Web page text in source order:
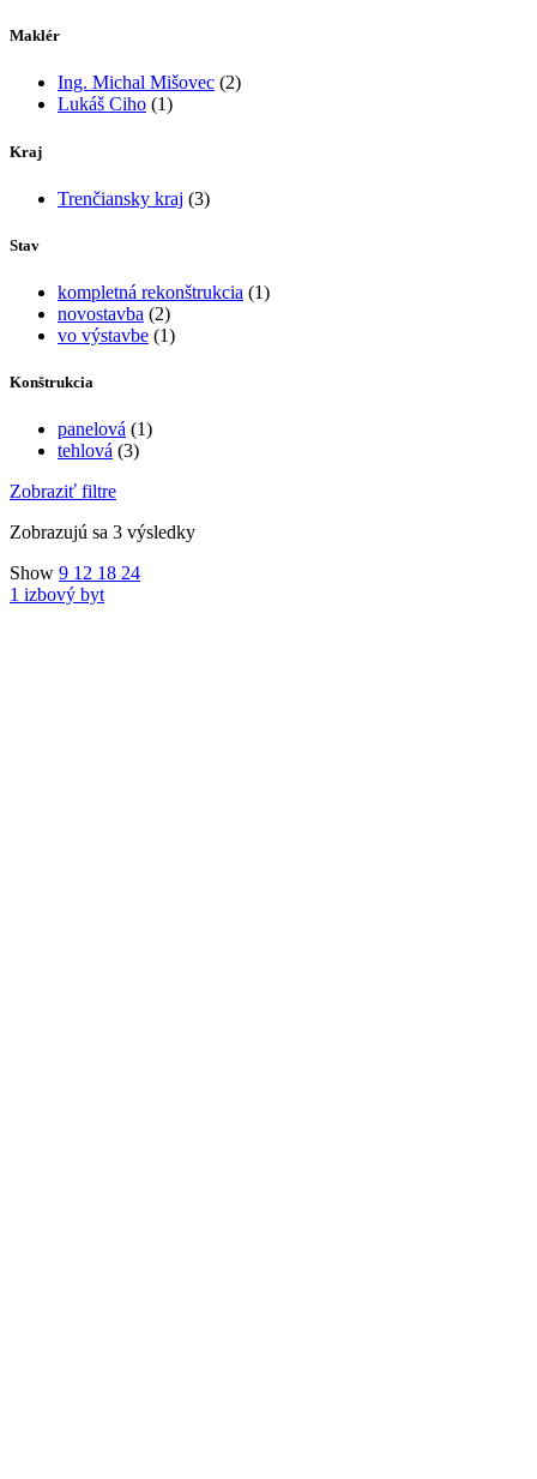
Maklér
Ing. Michal Mišovec (2)
Lukáš Ciho (1)
Kraj
Trenčiansky kraj (3)
Stav
kompletná rekonštrukcia (1)
novostavba (2)
vo výstavbe (1)
Konštrukcia
panelová (1)
tehlová (3)
Zobraziť filtre
Zobrazujú sa 3 výsledky
Show 9 12 18 24
1 izbový byt